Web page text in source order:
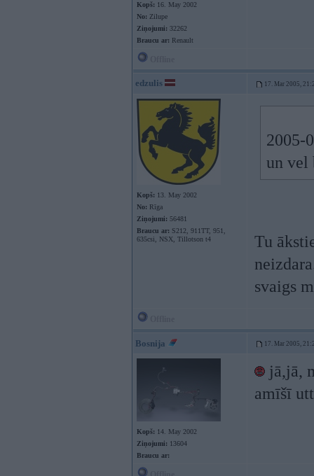
Kopš: 16. May 2002
No: Zilupe
Ziņojumi: 32262
Braucu ar: Renault
edzulis 17. Mar 2005,
Kopš: 13. May 2002
No: Rīga
Ziņojumi: 56481
Braucu ar: S212, 911TT, 951,
635csi, NSX, Tillotson t4
2005-
un vel
Tu
svaigs
Bosnija 17. Mar 2005,
Kopš: 14. May 2002
Ziņojumi: 13604
Braucu ar:
jā,jā,
amīšī